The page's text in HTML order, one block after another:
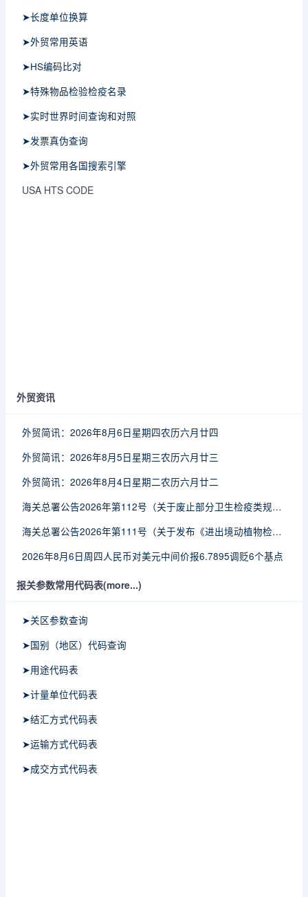
➤长度单位换算
➤外贸常用英语
➤HS编码比对
➤特殊物品检验检疫名录
➤实时世界时间查询和对照
➤发票真伪查询
➤外贸常用各国搜索引擎
USA HTS CODE
外贸资讯
外贸简讯：2026年8月6日星期四农历六月廿四
外贸简讯：2026年8月5日星期三农历六月廿三
外贸简讯：2026年8月4日星期二农历六月廿二
海关总署公告2026年第112号（关于废止部分卫生检疫类规范性文件的公告）
海关总署公告2026年第111号（关于发布《进出境动植物检疫处理监督管理工作规定》《进出境卫生处理监督管理工作规定》的公告）
2026年8月6日周四人民币对美元中间价报6.7895调贬6个基点
报关参数常用代码表(more...)
➤关区参数查询
➤国别（地区）代码查询
➤用途代码表
➤计量单位代码表
➤结汇方式代码表
➤运输方式代码表
➤成交方式代码表